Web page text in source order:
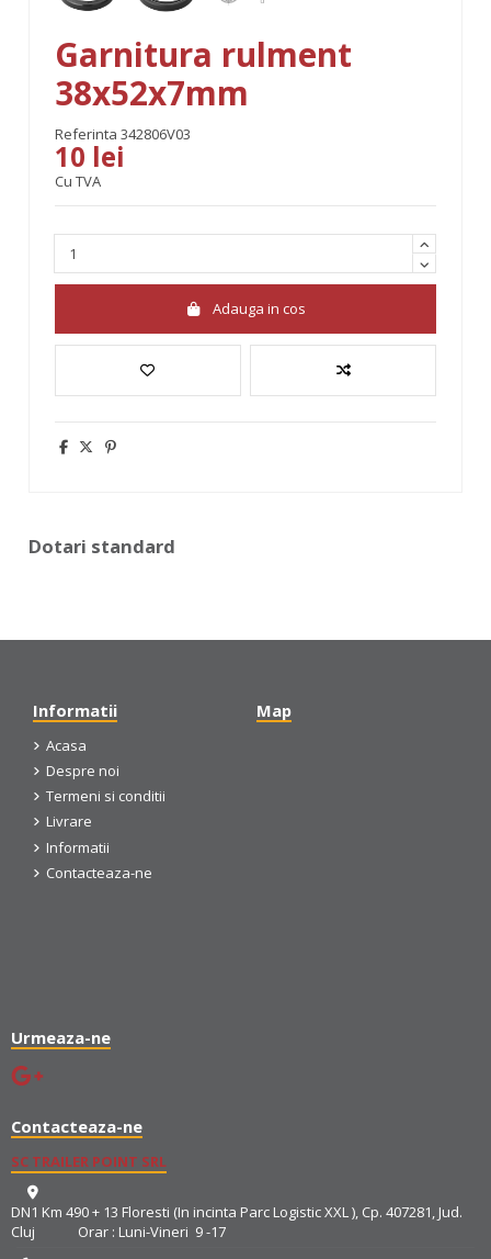
Garnitura rulment
38x52x7mm
Referinta 342806V03
10 lei
Cu TVA
Adauga in cos
Dotari standard
Informatii
Acasa
Despre noi
Termeni si conditii
Livrare
Informatii
Contacteaza-ne
Map
Urmeaza-ne
Contacteaza-ne
SC TRAILER POINT SRL
DN1 Km 490 + 13 Floresti (In incinta Parc Logistic XXL ), Cp. 407281, Jud.
Cluj Orar : Luni-Vineri 9 -17